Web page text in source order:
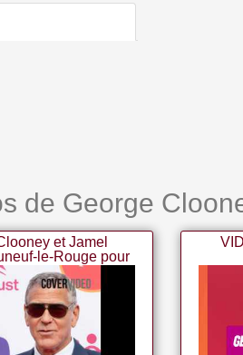
de George
et Jamel
le-Rouge pour
cause